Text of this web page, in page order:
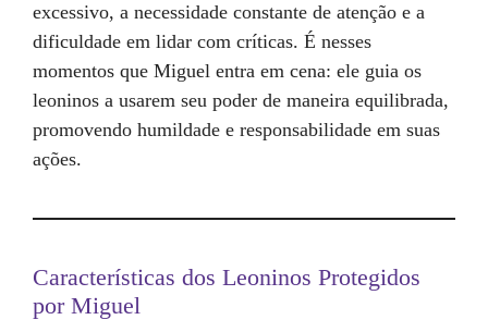
excessivo, a necessidade constante de atenção e a
dificuldade em lidar com críticas. É nesses
momentos que Miguel entra em cena: ele guia os
leoninos a usarem seu poder de maneira equilibrada,
promovendo humildade e responsabilidade em suas
ações.
Características dos Leoninos Protegidos
por Miguel